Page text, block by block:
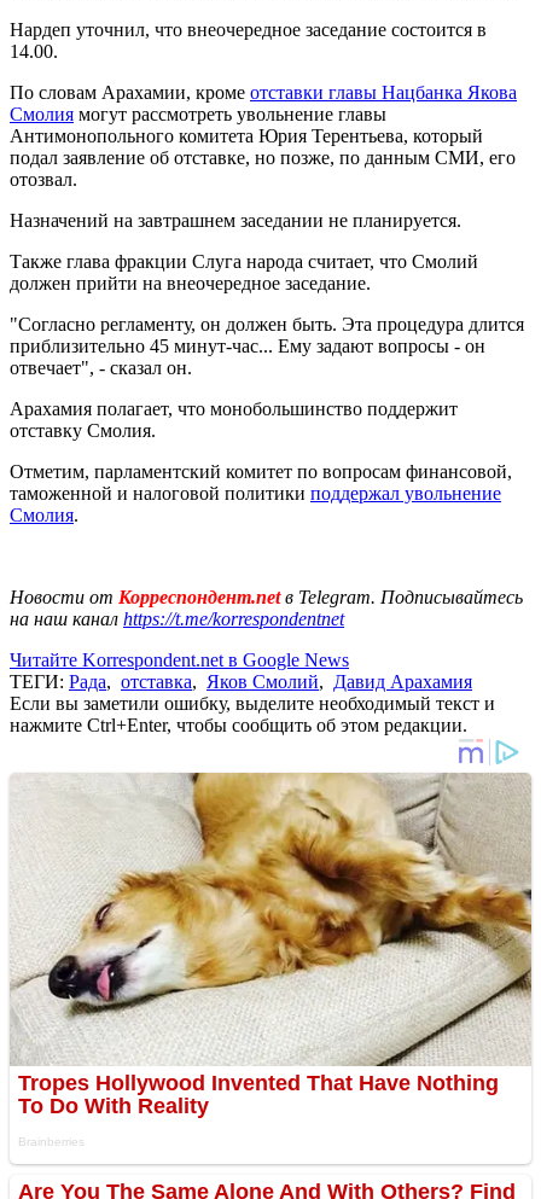
Нардеп уточнил, что внеочередное заседание состоится в
14.00.
По словам Арахамии, кроме отставки главы Нацбанка Якова
Смолия могут рассмотреть увольнение главы
Антимонопольного комитета Юрия Терентьева, который
подал заявление об отставке, но позже, по данным СМИ, его
отозвал.
Назначений на завтрашнем заседании не планируется.
Также глава фракции Слуга народа считает, что Смолий
должен прийти на внеочередное заседание.
"Согласно регламенту, он должен быть. Эта процедура длится
приблизительно 45 минут-час... Ему задают вопросы - он
отвечает", - сказал он.
Арахамия полагает, что монобольшинство поддержит
отставку Смолия.
Отметим, парламентский комитет по вопросам финансовой,
таможенной и налоговой политики поддержал увольнение
Смолия.
Новости от Корреспондент.netв Telegram. Подписывайтесь
на наш канал https://t.me/korrespondentnet
Читайте Korrespondent.net в Google News
ТЕГИ: Рада, отставка, Яков Смолий, Давид Арахамия
Если вы заметили ошибку, выделите необходимый текст и
нажмите Ctrl+Enter, чтобы сообщить об этом редакции.